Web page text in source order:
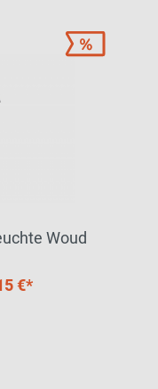
Woud
€*